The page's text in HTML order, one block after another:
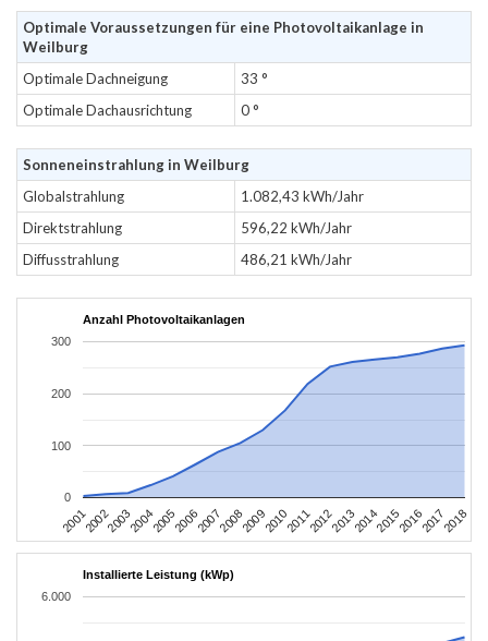
Optimale Voraussetzungen für eine Photovoltaikanlage in
Weilburg
Optimale Dachneigung
33 °
Optimale Dachausrichtung
0 °
Sonneneinstrahlung in Weilburg
Globalstrahlung
1.082,43 kWh/Jahr
Direktstrahlung
596,22 kWh/Jahr
Diffusstrahlung
486,21 kWh/Jahr
Anzahl Photovoltaikanlagen
200120022003200420052006200720082009201020112012201320142015201620172018
0
100
200
300
Installierte Leistung (kWp)
6.000